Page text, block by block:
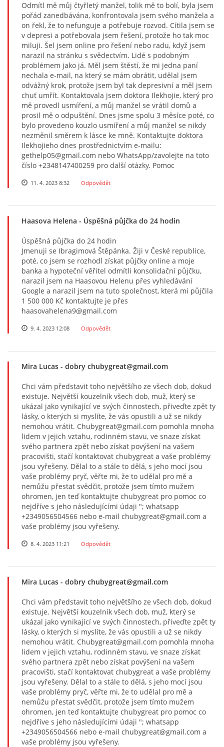
Odmítl mě můj čtyřletý manžel, tolik mě to bolí, byla jsem
pořád zanedbávána, konfrontovala jsem svého manžela a
on řekl, že to nefunguje a potřebuje rozvod. Cítila jsem se
v depresi a potřebovala jsem řešení, protože ho tak moc
miluji. Šel jsem online pro řešení nebo radu, když jsem
narazil na stránku s svědectvím. Lidé s podobným
problémem jako já. Měl jsem štěstí, že mi jedna paní
nechala e-mail, na který se mám obrátit, udělal jsem
odvážný krok, protože jsem byl tak depresivní a měl jsem
chuť umřít. Kontaktovala jsem doktora Ilekhojie, který pro
mě provedl usmíření, a můj manžel se vrátil domů a
prosil mě o odpuštění. Dnes jsme spolu 3 měsíce poté, co
bylo provedeno kouzlo usmíření a můj manžel se nikdy
nezměnil směrem k lásce ke mně. Kontaktujte doktora
Ilekhojieho dnes prostřednictvím e-mailu:
gethelp05@gmail.com nebo WhatsApp/zavolejte na toto
číslo +2348147400259 pro další otázky. Pomoc
11. 4. 2023 8:32 Odpovědět
Haasova Helena - Úspěšná půjčka do 24 hodin
Úspěšná půjčka do 24 hodin
Jmenuji se Ibragimová Štěpánka. Žiji v České republice,
poté, co jsem se rozhodl získat půjčky online a moje
banka a hypoteční věřitel odmítli konsolidační půjčku,
narazil jsem na Haasovou Helenu přes vyhledávání
Google a narazil jsem na tuto společnost, která mi půjčila
1 500 000 Kč kontaktujte je přes
haasovahelena9@gmail.com
9. 4. 2023 12:08 Odpovědět
Mira Lucas - dobry chubygreat@gmail.com
Chci vám představit toho největšího ze všech dob, dokud
existuje. Největší kouzelník všech dob, muž, který se
ukázal jako vynikající ve svých činnostech, přiveďte zpět ty
lásky, o kterých si myslíte, že vás opustili a už se nikdy
nemohou vrátit. Chubygreat@gmail.com pomohla mnoha
lidem v jejich vztahu, rodinném stavu, ve snaze získat
svého partnera zpět nebo získat povýšení na vašem
pracovišti, stačí kontaktovat chubygreat a vaše problémy
jsou vyřešeny. Dělal to a stále to dělá, s jeho mocí jsou
vaše problémy pryč, věřte mi, že to udělal pro mě a
nemůžu přestat svědčit, protože jsem tímto mužem
ohromen, jen teď kontaktujte chubygreat pro pomoc co
nejdříve s jeho následujícími údaji "; whatsapp
+2349056504566 nebo e-mail chubygreat@gmail.com a
vaše problémy jsou vyřešeny.
8. 4. 2023 11:21 Odpovědět
Mira Lucas - dobry chubygreat@gmail.com
Chci vám představit toho největšího ze všech dob, dokud
existuje. Největší kouzelník všech dob, muž, který se
ukázal jako vynikající ve svých činnostech, přiveďte zpět ty
lásky, o kterých si myslíte, že vás opustili a už se nikdy
nemohou vrátit. Chubygreat@gmail.com pomohla mnoha
lidem v jejich vztahu, rodinném stavu, ve snaze získat
svého partnera zpět nebo získat povýšení na vašem
pracovišti, stačí kontaktovat chubygreat a vaše problémy
jsou vyřešeny. Dělal to a stále to dělá, s jeho mocí jsou
vaše problémy pryč, věřte mi, že to udělal pro mě a
nemůžu přestat svědčit, protože jsem tímto mužem
ohromen, jen teď kontaktujte chubygreat pro pomoc co
nejdříve s jeho následujícími údaji "; whatsapp
+2349056504566 nebo e-mail chubygreat@gmail.com a
vaše problémy jsou vyřešeny.